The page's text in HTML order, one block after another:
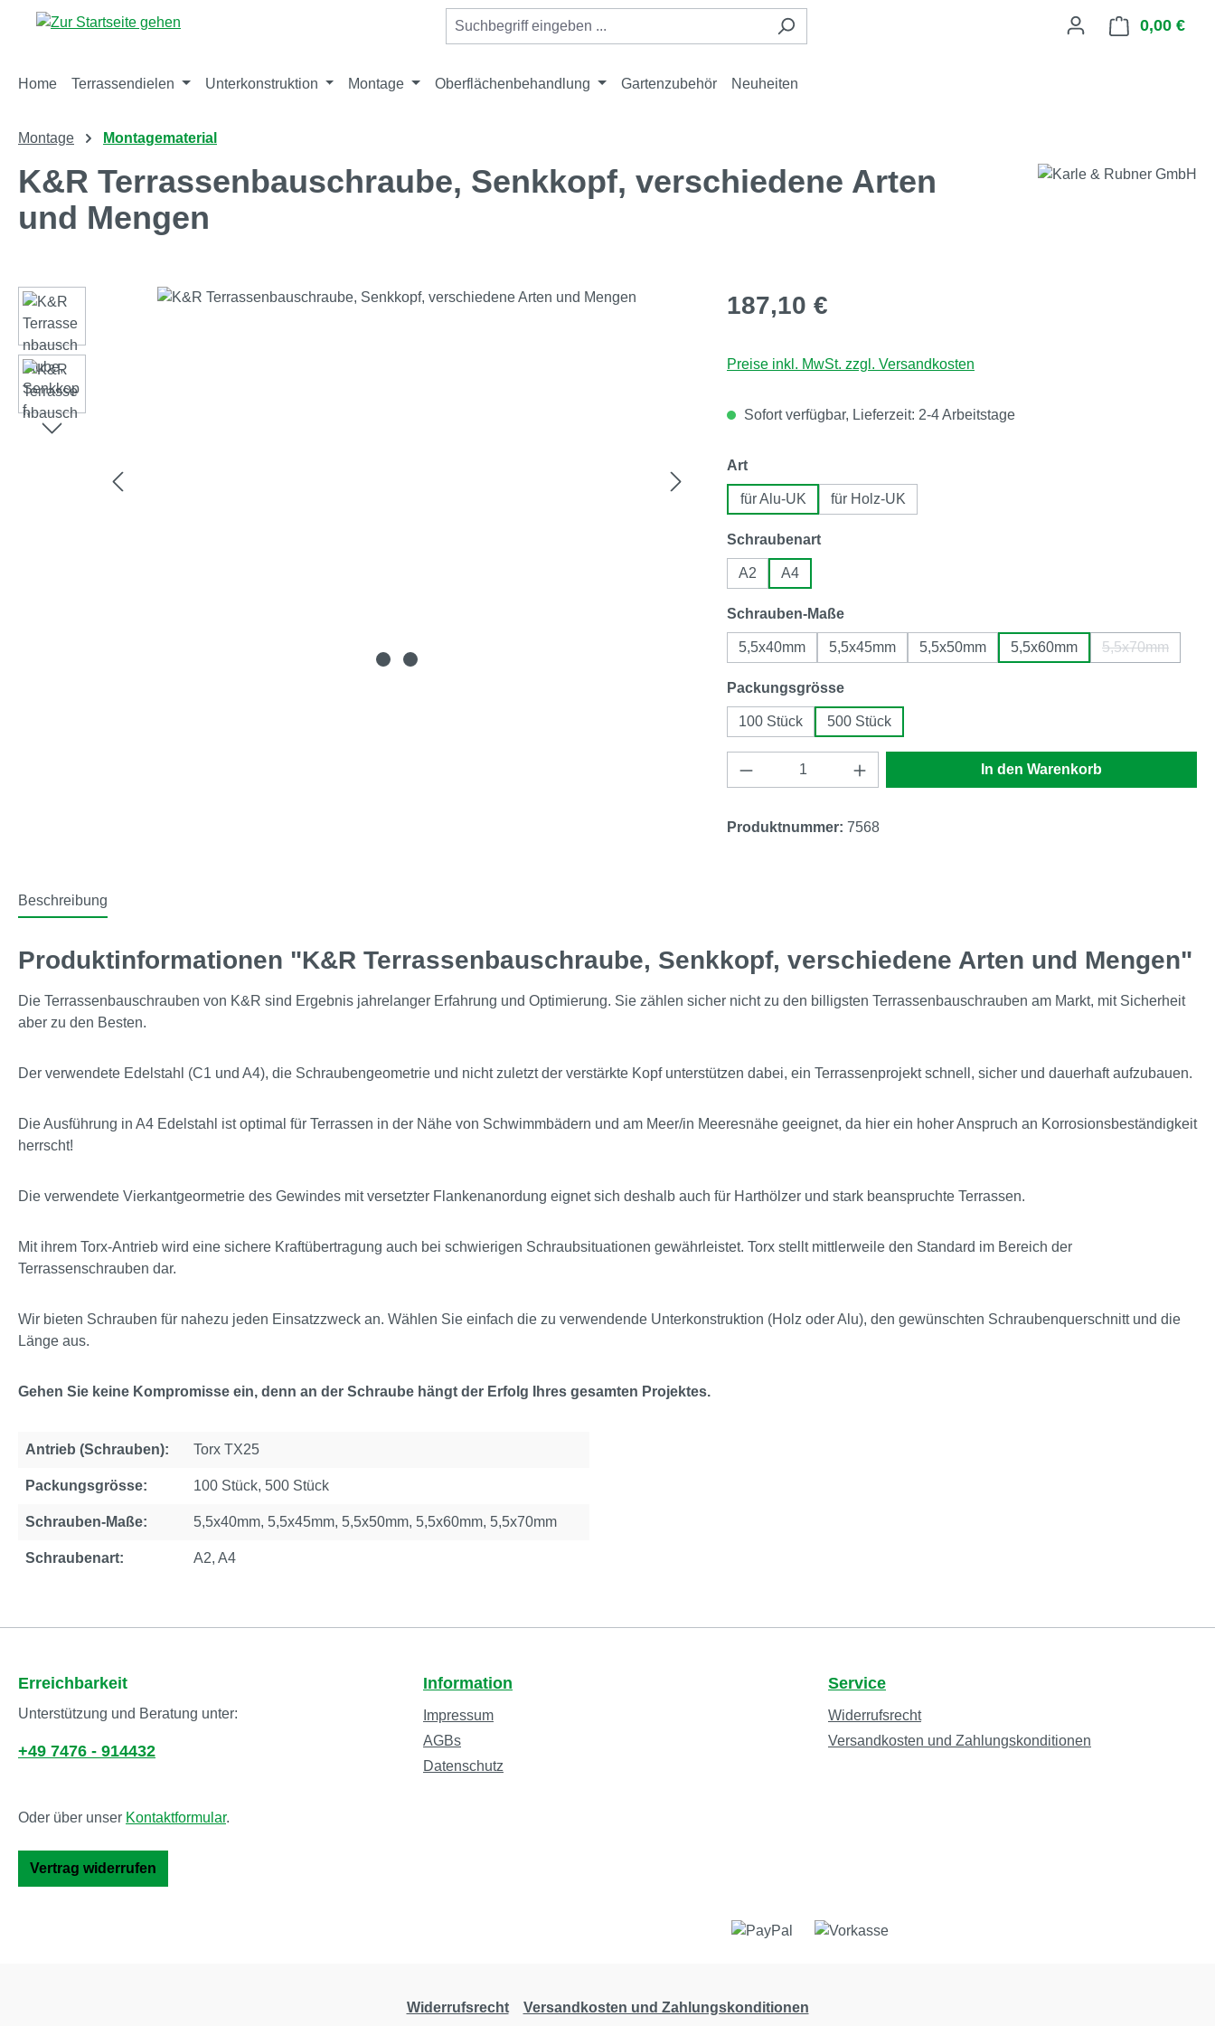
Hauptinhalt springen
Zur Suche springen
Zur Hauptnavigation springen 0,00 €
Home Terrassendielen Unterkonstruktion Montage Oberflächenbehandlung Gartenzubehör Neuheiten
Montage Montagematerial
K&R Terrassenbauschraube, Senkkopf, verschiedene Arten
und Mengen
Bildergalerie überspringen Regulärer Preis:
187,10 €
Preise inkl. MwSt. zzgl. Versandkosten
Sofort verfügbar, Lieferzeit: 2-4 Arbeitstage
Artauswählen
für Alu-UK für Holz-UK
Schraubenartauswählen
A2 A4
Schrauben-Maßeauswählen
5,5x40mm 5,5x45mm 5,5x50mm 5,5x60mm 5,5x70mm
Packungsgrösseauswählen
100 Stück 500 Stück
Produkt Anzahl: Gib den gewünschten Wert ein
In den Warenkorb
Produktnummer: 7568
Beschreibung
Produktinformationen "K&R Terrassenbauschraube, Senkkopf, verschiedene Arten und Mengen"
Die Terrassenbauschrauben von K&R sind Ergebnis jahrelanger Erfahrung und Optimierung. Sie zählen sicher nicht zu den billigsten Terrassenbauschrauben am Markt, mit Sicherheit
aber zu den Besten.
Der verwendete Edelstahl (C1 und A4), die Schraubengeometrie und nicht zuletzt der verstärkte Kopf unterstützen dabei, ein Terrassenprojekt schnell, sicher und dauerhaft aufzubauen.
Die Ausführung in A4 Edelstahl ist optimal für Terrassen in der Nähe von Schwimmbädern und am Meer/in Meeresnähe geeignet, da hier ein hoher Anspruch an Korrosionsbeständigkeit
herrscht!
Die verwendete Vierkantgeormetrie des Gewindes mit versetzter Flankenanordung eignet sich deshalb auch für Harthölzer und stark beanspruchte Terrassen.
Mit ihrem Torx-Antrieb wird eine sichere Kraftübertragung auch bei schwierigen Schraubsituationen gewährleistet. Torx stellt mittlerweile den Standard im Bereich der
Terrassenschrauben dar.
Wir bieten Schrauben für nahezu jeden Einsatzzweck an. Wählen Sie einfach die zu verwendende Unterkonstruktion (Holz oder Alu), den gewünschten Schraubenquerschnitt und die
Länge aus.
Gehen Sie keine Kompromisse ein, denn an der Schraube hängt der Erfolg Ihres gesamten Projektes.
Antrieb (Schrauben): Torx TX25
Packungsgrösse: 100 Stück, 500 Stück
Schrauben-Maße: 5,5x40mm, 5,5x45mm, 5,5x50mm, 5,5x60mm, 5,5x70mm
Schraubenart: A2, A4
Erreichbarkeit
Unterstützung und Beratung unter:
+49 7476 - 914432
Oder über unser Kontaktformular.
Vertrag widerrufen
Information
Impressum
AGBs
Datenschutz
Service
Widerrufsrecht
Versandkosten und Zahlungskonditionen
Widerrufsrecht Versandkosten und Zahlungskonditionen